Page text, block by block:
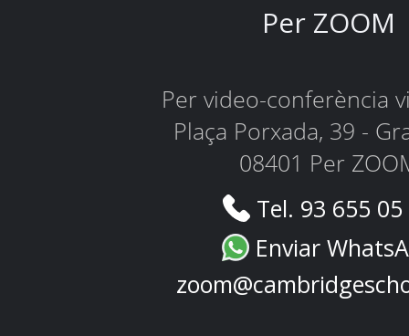
Per ZOOM
Per video-conferència
Plaça Porxada, 39 -
08401 Per
Tel. 93 655
Enviar